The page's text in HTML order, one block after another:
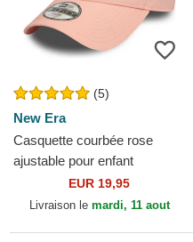
(5)
New Era
Casquette courbée rose
ajustable pour enfant
9FORTY League Essential
New York Yankees MLB
EUR 19,95
Livraison le mardi, 11 aout